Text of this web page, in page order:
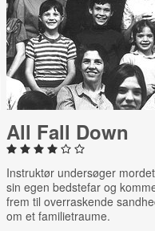
All Fall Down
Instruktør undersøger
sin egen bedstefar og
frem til overraskende
om et familietraume.